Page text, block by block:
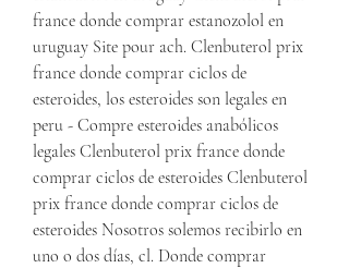
france donde comprar estanozolol en
uruguay Site pour ach. Clenbuterol prix
france donde comprar ciclos de
esteroides, los esteroides son legales en
peru - Compre esteroides anabólicos
legales Clenbuterol prix france donde
comprar ciclos de esteroides Clenbuterol
prix france donde comprar ciclos de
esteroides Nosotros solemos recibirlo en
uno o dos días, cl. Donde comprar